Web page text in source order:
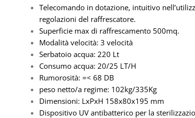
Telecomando in dotazione, intuitivo
regolazioni del raffrescatore.
Superficie max di raffrescamento 500mq.
Modalità velocità: 3 velocità
Serbatoio acqua: 220 Lt
Consumo acqua: 20/25 LT/H
Rumorosità: =< 68 DB
peso netto/a regime: 102kg/335Kg
Dimensioni: LxPxH 158x80x195 mm
Dispositivo UV antibatterico per la